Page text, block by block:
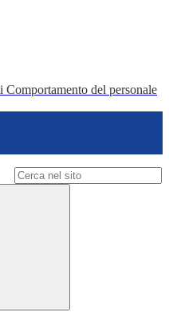
del personale